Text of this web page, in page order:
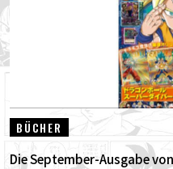
BÜCHER
Die September-Ausgabe